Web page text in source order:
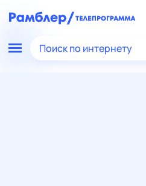
Поиск по интернету